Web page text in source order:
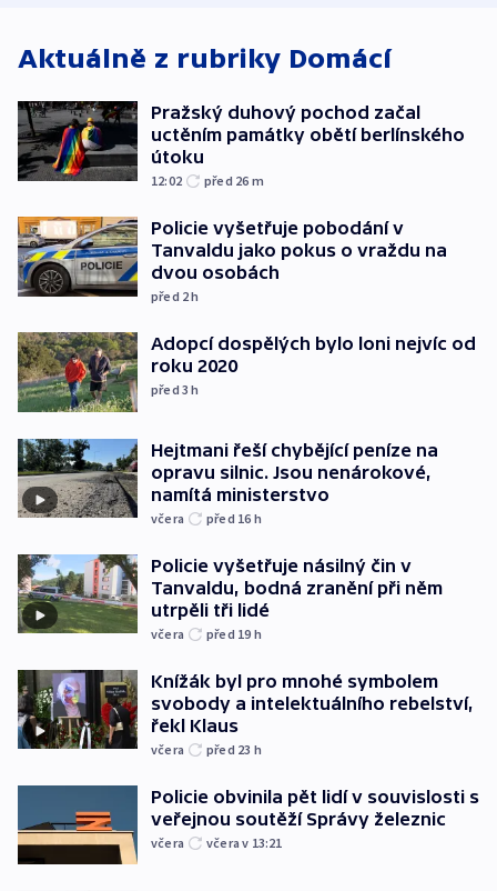
Aktuálně z rubriky Domácí
Pražský duhový pochod začal
uctěním památky obětí berlínského
útoku
12:02 před 26 m
Policie vyšetřuje pobodání v
Tanvaldu jako pokus o vraždu na
dvou osobách
před 2h
Adopcí dospělých bylo loni nejvíc od
roku 2020
před 3h
Hejtmani řeší chybějící peníze na
opravu silnic. Jsou nenárokové,
namítá ministerstvo
včera před 16 h
Policie vyšetřuje násilný čin v
Tanvaldu, bodná zranění při něm
utrpěli tři lidé
včera před 19 h
Knížák byl pro mnohé symbolem
svobody a intelektuálního rebelství,
řekl Klaus
včera před 23 h
Policie obvinila pět lidí v souvislosti s
veřejnou soutěží Správy železnic
včera včera v 13:21